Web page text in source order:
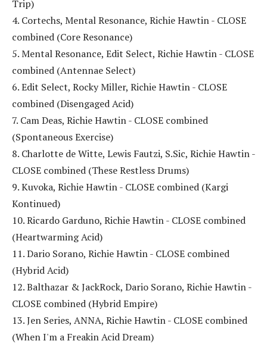
Trip)
4. Cortechs, Mental Resonance, Richie Hawtin - CLOSE
combined (Core Resonance)
5. Mental Resonance, Edit Select, Richie Hawtin - CLOSE
combined (Antennae Select)
6. Edit Select, Rocky Miller, Richie Hawtin - CLOSE
combined (Disengaged Acid)
7. Cam Deas, Richie Hawtin - CLOSE combined
(Spontaneous Exercise)
8. Charlotte de Witte, Lewis Fautzi, S.Sic, Richie Hawtin -
CLOSE combined (These Restless Drums)
9. Kuvoka, Richie Hawtin - CLOSE combined (Kargi
Kontinued)
10. Ricardo Garduno, Richie Hawtin - CLOSE combined
(Heartwarming Acid)
11. Dario Sorano, Richie Hawtin - CLOSE combined
(Hybrid Acid)
12. Balthazar & JackRock, Dario Sorano, Richie Hawtin -
CLOSE combined (Hybrid Empire)
13. Jen Series, ANNA, Richie Hawtin - CLOSE combined
(When I'm a Freakin Acid Dream)